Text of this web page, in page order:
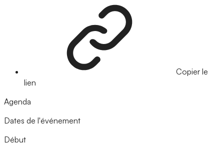
Copier le
lien
Agenda
Dates de l'événement
Début